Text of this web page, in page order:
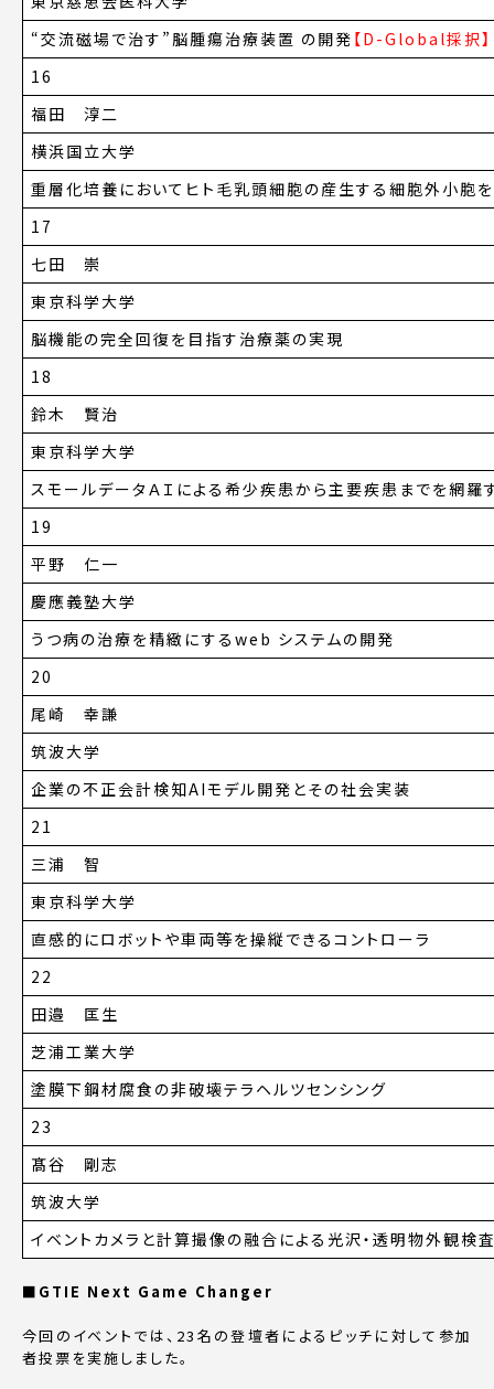
“交流磁場で治す”脳腫瘍治療装置 の開発 【D-Global採択】
16
福田 淳二
横浜国立大学
重層化培養においてヒト毛乳頭細胞の産生する細胞外小
17
七田 崇
東京科学大学
脳機能の完全回復を目指す治療薬の実現
18
鈴木 賢治
東京科学大学
スモールデータＡＩによる希少疾患から主要疾患までを網
19
平野 仁一
慶應義塾大学
うつ病の治療を精緻にするweb システムの開発
20
尾崎 幸謙
筑波大学
企業の不正会計検知AIモデル開発とその社会実装
21
三浦 智
東京科学大学
直感的にロボットや車両等を操縦できるコントローラ
22
田邉 匡生
芝浦工業大学
塗膜下鋼材腐食の非破壊テラヘルツセンシング
23
髙谷 剛志
筑波大学
イベントカメラと計算撮像の融合による光沢・透明物外観検
■GTIE Next Game Changer
今回のイベントでは、23名の登壇者によるピッチに対して参加
者投票を実施しました。